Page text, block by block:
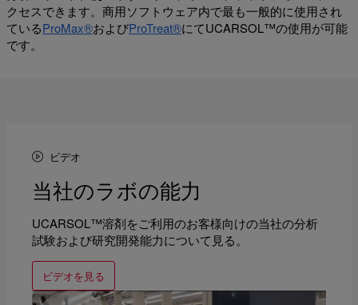
クセスできます。商用ソフトウェア内で最も一般的に使用され
ているProMax®およびProTreat®にてUCARSOL™の使用が可能
です。
ビデオ
当社のラボの能力
UCARSOL™溶剤をご利用のお客様向けの当社の分析
試験および研究開発能力について見る。
ビデオを見る